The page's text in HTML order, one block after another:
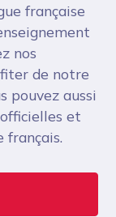
française
nos
de notre
pouvez aussi
et
français.